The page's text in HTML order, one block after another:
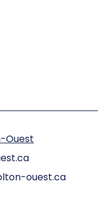
Ouest
ouest.ca